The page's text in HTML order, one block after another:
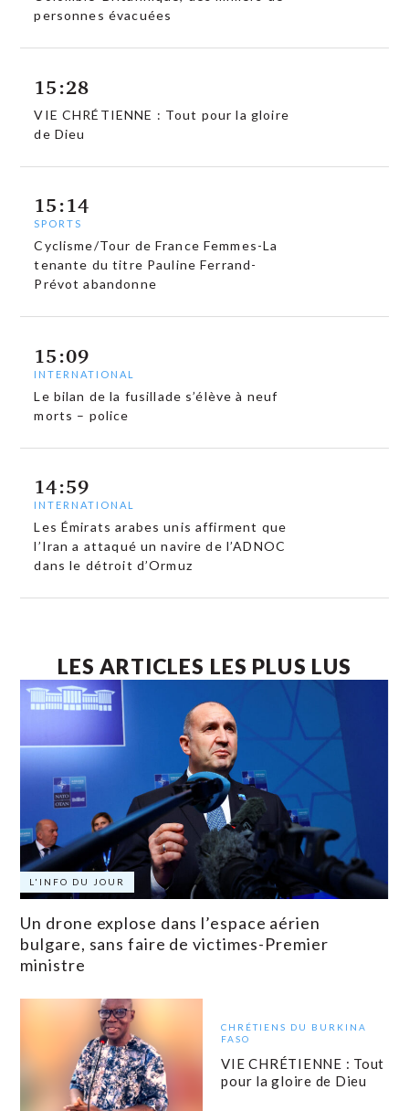
personnes évacuées
15:28
VIE CHRÉTIENNE : Tout pour la gloire
de Dieu
15:14
SPORTS
Cyclisme/Tour de France Femmes-La
tenante du titre Pauline Ferrand-
Prévot abandonne
15:09
INTERNATIONAL
Le bilan de la fusillade s’élève à neuf
morts – police
14:59
INTERNATIONAL
Les Émirats arabes unis affirment que
l’Iran a attaqué un navire de l’ADNOC
dans le détroit d’Ormuz
LES ARTICLES LES PLUS LUS
L'INFO DU JOUR
Un drone explose dans l’espace aérien
bulgare, sans faire de victimes-Premier
ministre
CHRÉTIENS DU BURKINA
FASO
VIE CHRÉTIENNE : Tout
pour la gloire de Dieu